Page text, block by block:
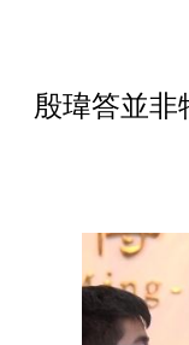
殷瑋答並